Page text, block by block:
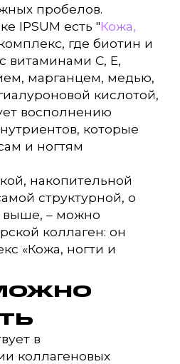
пробелов.
IPSUM есть "Кожа,
где биотин и
витаминами C, E,
марганцем, медью,
кислотой,
восполнению
которые
и ногтям
накопительной
структурной, о
выше, – можно
коллаген: он
«Кожа, ногти и
в
коллагеновых